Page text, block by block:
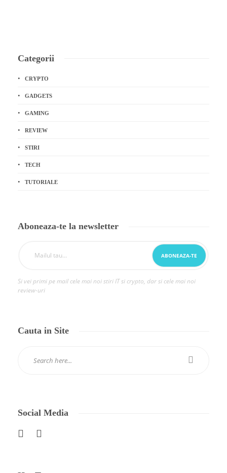
Categorii
CRYPTO
GADGETS
GAMING
REVIEW
STIRI
TECH
TUTORIALE
Aboneaza-te la newsletter
Si vei primi pe mail cele mai noi stiri IT si crypto, dar si cele mai noi
review-uri
Cauta in Site
Social Media